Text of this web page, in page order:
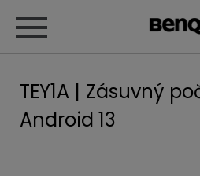
TEY1A | Zásuvný
Android 13